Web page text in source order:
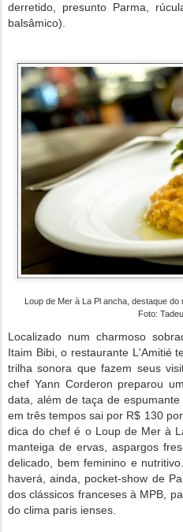
derretido, presunto Parma,
balsâmico).
Loup de Mer à La Pl ancha, destaque
Foto:
Localizado num charmoso
Itaim Bibi, o restaurante L'Amitié
trilha sonora que fazem seus
chef Yann Corderon preparou
data, além de taça de
em três tempos sai por R$ 130
dica do chef é o Loup de Mer à
manteiga de ervas, aspargos
delicado, bem feminino e
haverá, ainda, pocket-show de
dos clássicos franceses à MPB,
do clima paris ienses.